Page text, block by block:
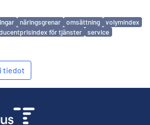
näringsgrenar omsättning
volymindex
för tjänster service
tiedot